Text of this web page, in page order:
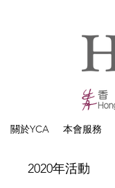
關於YCA 本會服務
2020年活動